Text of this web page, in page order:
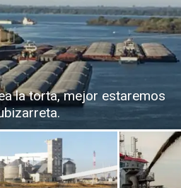
la torta, mejor estaremos